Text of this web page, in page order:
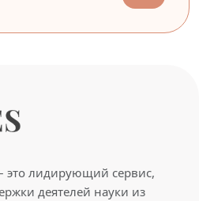
это лидирующий сервис,
деятелей науки из